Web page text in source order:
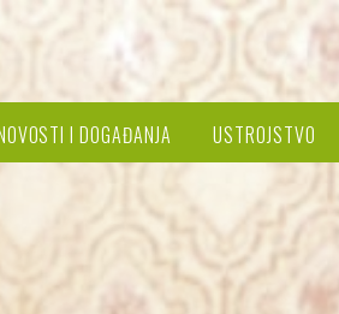
I DOGAĐANJA USTROJSTVO